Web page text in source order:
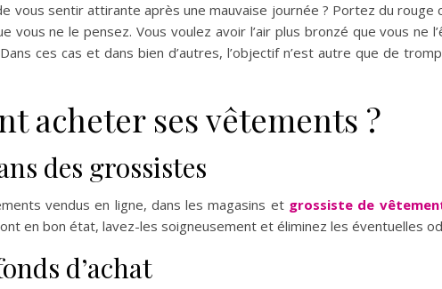
vous sentir attirante après une mauvaise journée ? Portez du rouge
vous ne le pensez. Vous voulez avoir l’air plus bronzé que vous
ces cas et dans bien d’autres, l’objectif n’est autre que de
acheter ses vêtements ?
des grossistes
vendus en ligne, dans les magasins et grossiste de
en bon état, lavez-les soigneusement et éliminez les éventuelles
d’achat